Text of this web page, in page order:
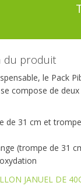
du produit
le Pack
compose de
de 31 cm et
(trompe de 31
JANUEL DE